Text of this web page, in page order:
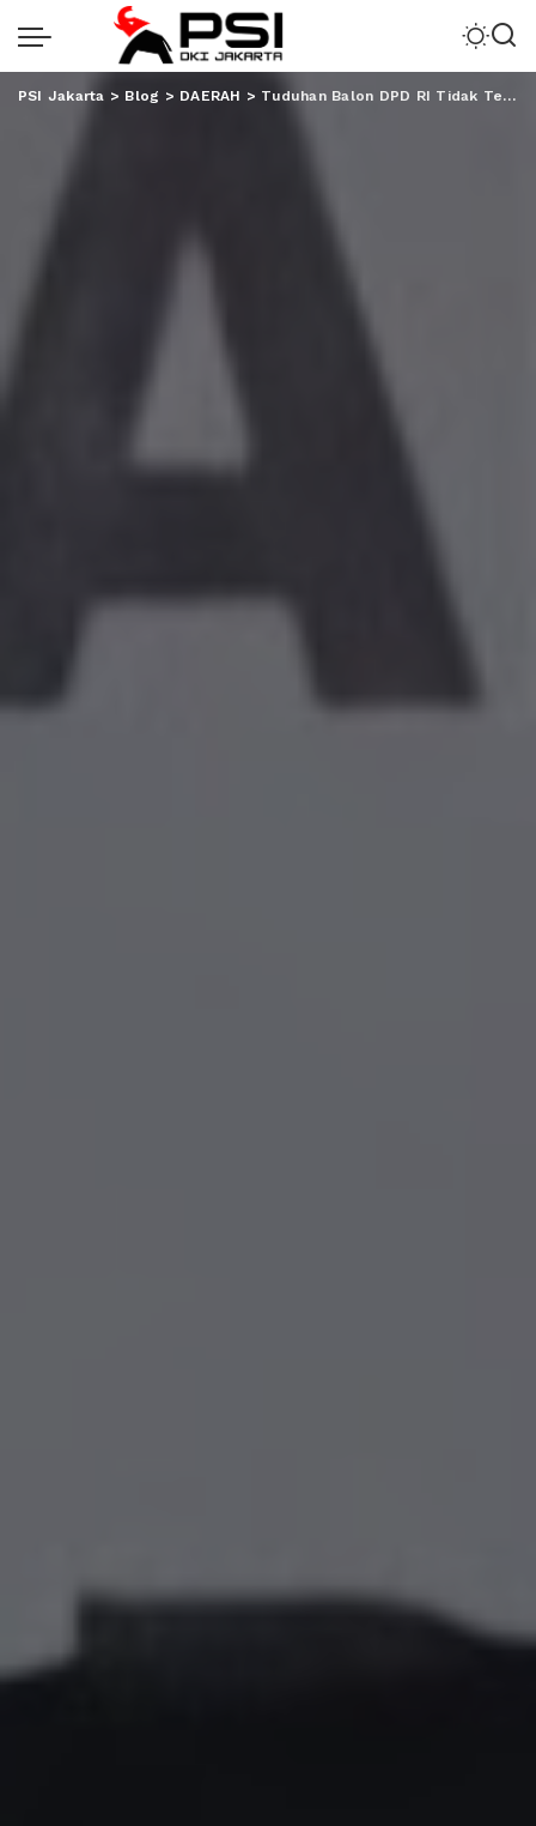
PSI Jakarta > Blog > DAERAH > Tuduhan Balon DPD RI Tidak Terbukti, Bawaslu Pesawaran Menangkan KPU